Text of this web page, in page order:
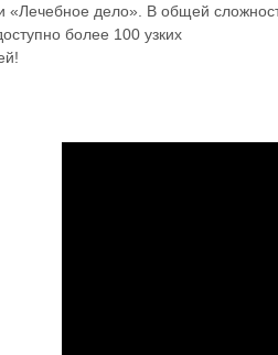
«Лечебное дело». В общей
более 100 узких